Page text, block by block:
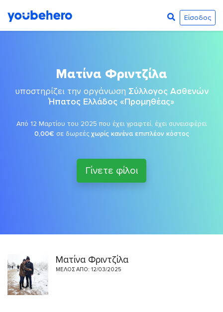
Είσοδος
Ματίνα Φριντζίλα
υποστηρίζει την οργάνωση Σύλλογος Ασθενών
Ήπατος Ελλάδος «Προμηθέας»
Από 12 Μαρτίου του 2025 που έχει γραφτεί, έχει συνεισφέρει
0,00€ σε δωρεές χωρίς κανένα επιπλέον κόστος
Γίνετε φίλοι
Ματίνα Φριντζίλα
ΜΈΛΟΣ ΑΠΌ: 12/03/2025